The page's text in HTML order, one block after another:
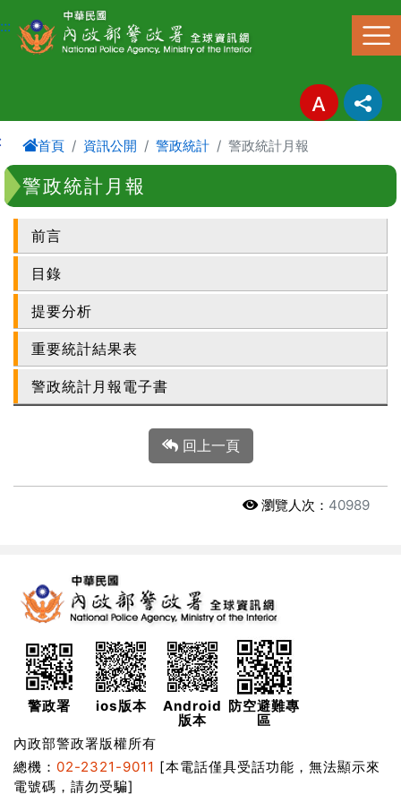
進入內容區塊
:::
首頁 資訊公開 警政統計 警政統計月報
警政統計月報
前言
目錄
提要分析
重要統計結果表
警政統計月報電子書
回上一頁
瀏覽人次： 40989
警政署 ios版本
Android
版本
防空避難專
區
內政部警政署版權所有
總機： 02-2321-9011 [本電話僅具受話功能，無法顯示來
電號碼，請勿受騙]